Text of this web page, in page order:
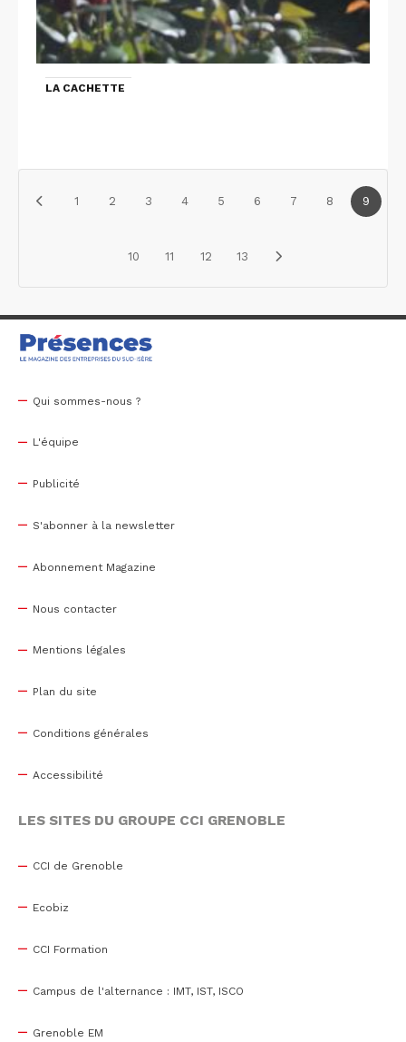
LA CACHETTE
1 2 3 4 5 6 7 8 9
10 11 12 13
Qui sommes-nous ?
L'équipe
Publicité
S'abonner à la newsletter
Abonnement Magazine
Nous contacter
Mentions légales
Plan du site
Conditions générales
Accessibilité
LES SITES DU GROUPE CCI GRENOBLE
CCI de Grenoble
Ecobiz
CCI Formation
Campus de l'alternance : IMT, IST, ISCO
Grenoble EM